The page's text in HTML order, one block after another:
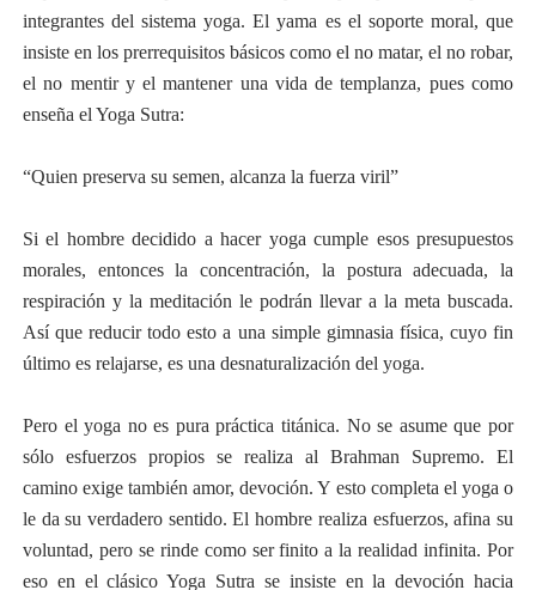
integrantes del sistema yoga. El yama es el soporte moral, que
insiste en los prerrequisitos básicos como el no matar, el no robar,
el no mentir y el mantener una vida de templanza, pues como
enseña el Yoga Sutra:
“Quien preserva su semen, alcanza la fuerza viril”
Si el hombre decidido a hacer yoga cumple esos presupuestos
morales, entonces la concentración, la postura adecuada, la
respiración y la meditación le podrán llevar a la meta buscada.
Así que reducir todo esto a una simple gimnasia física, cuyo fin
último es relajarse, es una desnaturalización del yoga.
Pero el yoga no es pura práctica titánica. No se asume que por
sólo esfuerzos propios se realiza al Brahman Supremo. El
camino exige también amor, devoción. Y esto completa el yoga o
le da su verdadero sentido. El hombre realiza esfuerzos, afina su
voluntad, pero se rinde como ser finito a la realidad infinita. Por
eso en el clásico Yoga Sutra se insiste en la devoción hacia